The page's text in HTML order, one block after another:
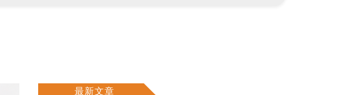
最新文章
大再送洋蔥...